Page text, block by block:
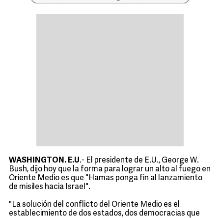
WASHINGTON. E.U.- El presidente de E.U., George W.
Bush, dijo hoy que la forma para lograr un alto al fuego en
Oriente Medio es que "Hamas ponga fin al lanzamiento
de misiles hacia Israel".
"La solución del conflicto del Oriente Medio es el
establecimiento de dos estados, dos democracias que